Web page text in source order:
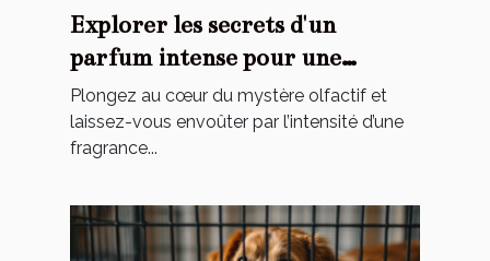
Explorer les secrets d'un
parfum intense pour une
élégance éternelle
Plongez au cœur du mystère olfactif et
laissez-vous envoûter par l’intensité d’une
fragrance...